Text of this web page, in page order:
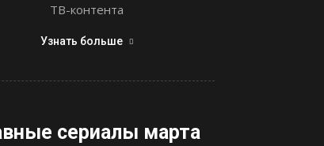
ТВ-контента
Узнать больше
сериалы марта